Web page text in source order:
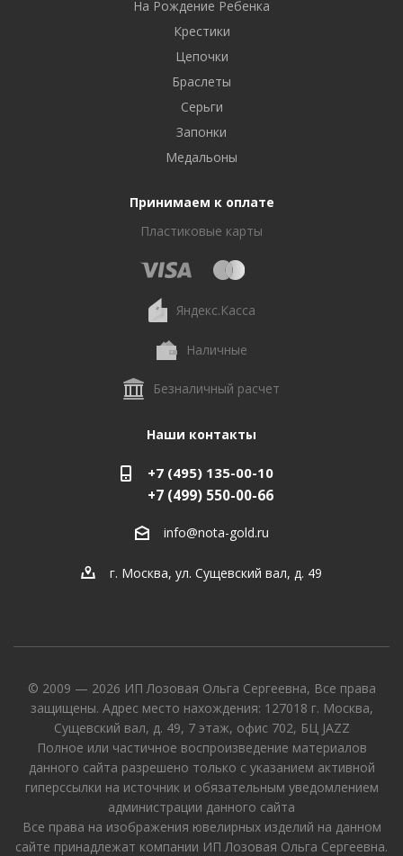
На Рождение Ребенка
Крестики
Цепочки
Браслеты
Серьги
Запонки
Медальоны
Принимаем к оплате
Пластиковые карты
Яндекс.Касса
Наличные
Безналичный расчет
Наши контакты
+7 (495) 135-00-10
+7 (499) 550-00-66
info@nota-gold.ru
г. Москва, ул. Сущевский вал, д. 49
© 2009 — 2026 ИП Лозовая Ольга Сергеевна, Все права
защищены. Адрес место нахождения: 127018 г. Москва,
Сущевский вал, д. 49, 7 этаж, офис 702, БЦ JAZZ
Полное или частичное воспроизведение материалов
данного сайта разрешено только с указанием активной
гиперссылки на источник и обязательным уведомлением
администрации данного сайта
Все права на изображения ювелирных изделий на данном
сайте принадлежат компании ИП Лозовая Ольга Сергеевна.